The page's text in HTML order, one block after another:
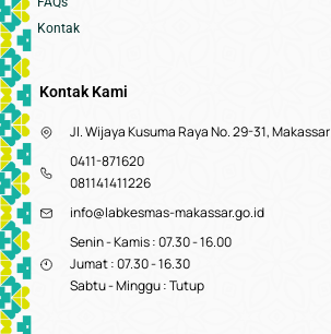
Kontak
Kontak Kami
Jl. Wijaya Kusuma Raya No. 29-31, Makassar
0411-871620
081141411226
info@labkesmas-makassar.go.id
Senin - Kamis : 07.30 - 16.00
Jumat : 07.30 - 16.30
Sabtu - Minggu : Tutup